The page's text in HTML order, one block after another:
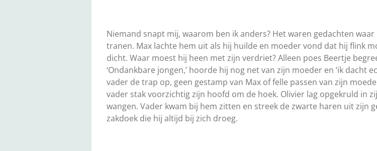
Niemand snapt mij, waarom ben ik anders? Het waren gedachten
tranen. Max lachte hem uit als hij huilde en moeder vond dat hij flink
dicht. Waar moest hij heen met zijn verdriet? Alleen poes Beertje
‘Ondankbare jongen,’ hoorde hij nog net van zijn moeder en ‘ik dacht
vader de trap op, geen gestamp van Max of felle passen van zijn
vader stak voorzichtig zijn hoofd om de hoek. Olivier lag opgekruld in
wangen. Vader kwam bij hem zitten en streek de zwarte haren uit zijn
zakdoek die hij altijd bij zich droeg.